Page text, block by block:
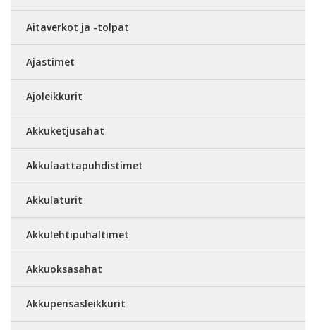
Aitaverkot ja -tolpat
Ajastimet
Ajoleikkurit
Akkuketjusahat
Akkulaattapuhdistimet
Akkulaturit
Akkulehtipuhaltimet
Akkuoksasahat
Akkupensasleikkurit